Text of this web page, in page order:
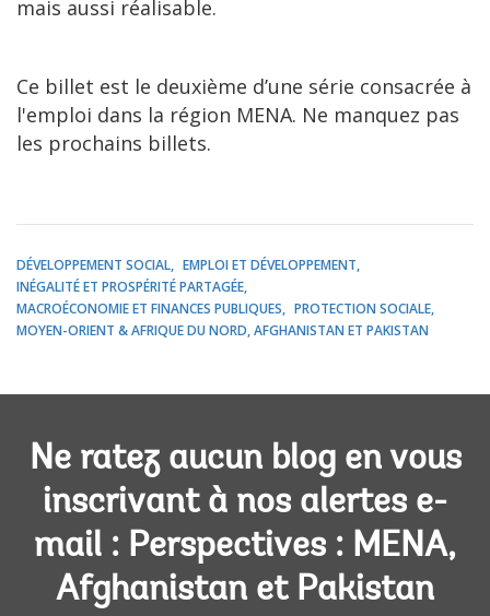
mais aussi réalisable.
Ce billet est le deuxième d’une série consacrée à
l'emploi dans la région MENA. Ne manquez pas
les prochains billets.
DÉVELOPPEMENT SOCIAL
EMPLOI ET DÉVELOPPEMENT
INÉGALITÉ ET PROSPÉRITÉ PARTAGÉE
MACROÉCONOMIE ET FINANCES PUBLIQUES
PROTECTION SOCIALE
MOYEN-ORIENT & AFRIQUE DU NORD, AFGHANISTAN ET PAKISTAN
Ne ratez aucun blog en vous
inscrivant à nos alertes e-
mail : Perspectives : MENA,
Afghanistan et Pakistan